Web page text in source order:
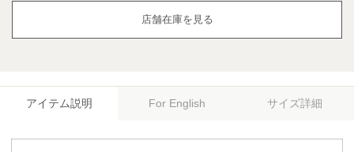
店舗在庫を見る
アイテム説明 For English サイズ詳細